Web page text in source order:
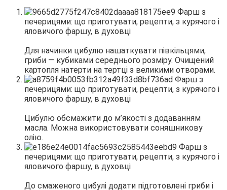
Для начинки цибулю нашаткувати півкільцями,
гриби — кубиками середнього розміру. Очищений
картопля натерти на тертці з великими отворами.
Цибулю обсмажити до м’якості з додаванням
масла. Можна використовувати соняшникову
олію.
До смаженого цибулі додати підготовлені гриби і